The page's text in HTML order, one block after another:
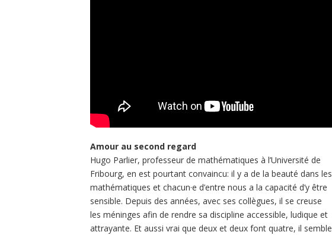
Amour au second regard
Hugo Parlier, professeur de mathématiques à l’Université de
Fribourg, en est pourtant convaincu: il y a de la beauté dans les
mathématiques et chacun·e d’entre nous a la capacité d’y être
sensible. Depuis des années, avec ses collègues, il se creuse
les méninges afin de rendre sa discipline accessible, ludique et
attrayante. Et aussi vrai que deux et deux font quatre, il semble